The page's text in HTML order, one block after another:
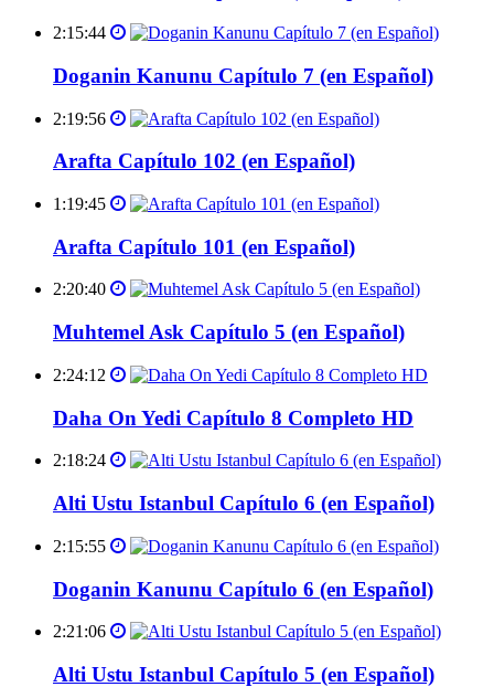
2:15:44
Doganin Kanunu Capítulo 7 (en Español)
2:19:56
Arafta Capítulo 102 (en Español)
1:19:45
Arafta Capítulo 101 (en Español)
2:20:40
Muhtemel Ask Capítulo 5 (en Español)
2:24:12
Daha On Yedi Capítulo 8 Completo HD
2:18:24
Alti Ustu Istanbul Capítulo 6 (en Español)
2:15:55
Doganin Kanunu Capítulo 6 (en Español)
2:21:06
Alti Ustu Istanbul Capítulo 5 (en Español)